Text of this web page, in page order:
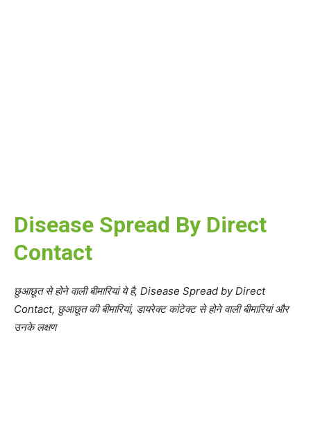
Disease Spread By Direct
Contact
छुआछूत से होने वाली बीमारियां ये है, Disease Spread by Direct
Contact, छुआछूत की बीमारियां, डायरेक्ट कांटेक्ट से होने वाली बीमारियां और
उनके लक्षण